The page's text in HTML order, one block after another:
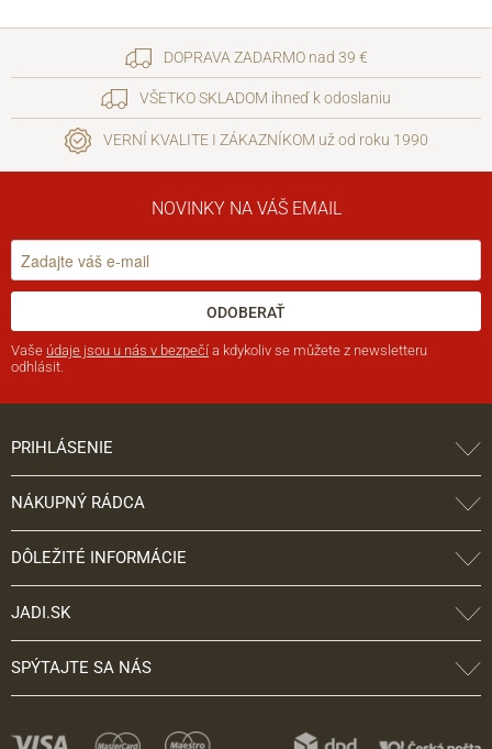
DOPRAVA ZADARMO nad 39 €
VŠETKO SKLADOM ihneď k odoslaniu
VERNÍ KVALITE I ZÁKAZNÍKOM už od roku 1990
NOVINKY NA VÁŠ EMAIL
ODOBERAŤ
Vaše údaje jsou u nás v bezpečí a kdykoliv se můžete z newsletteru
odhlásit.
PRIHLÁSENIE
NÁKUPNÝ RÁDCA
DÔLEŽITÉ INFORMÁCIE
JADI.SK
SPÝTAJTE SA NÁS